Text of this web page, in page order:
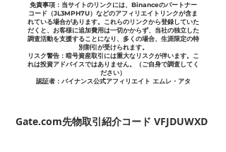
免責事項：当サイトのリンクには、Binanceのパートナー
コード（JL3MPH7U）などのアフィリエイトリンクが含ま
れている場合があります。これらのリンクから登録していた
だくと、お客様に追加費用は一切かからず、当社の独立した
調査活動を支援することになり、多くの場合、生涯限定の特
別割引が受けられます。
リスク警告：暗号資産取引には重大なリスクが伴います。こ
れは投資アドバイスではありません。（ご自身で調査してく
ださい）
認証者：バイナンス公式アフィリエイト エムレ・アタ
Gate.com先物取引紹介コード VFJDUWXD